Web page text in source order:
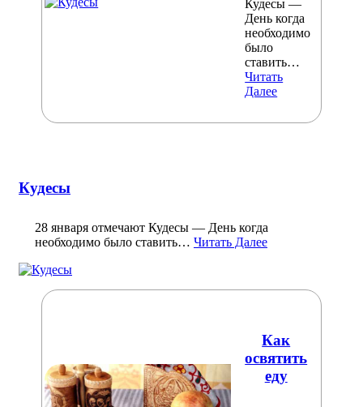
Кудесы —
День когда
необходимо
было
ставить…
Читать
Далее
Кудесы
28 января отмечают Кудесы — День когда
необходимо было ставить… Читать Далее
Как
освятить
еду